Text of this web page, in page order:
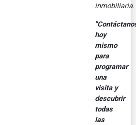
inmobiliaria.
hoy
mismo
para
programar
una
visita y
descubrir
todas
las